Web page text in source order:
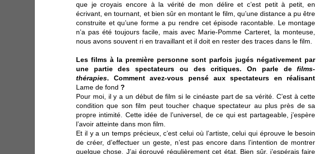
que je croyais encore à la vérité de mon délire et c’est petit à petit, en
écrivant, en tournant, et bien sûr en montant le film, qu’une distance a pu être
construite et qu’une forme a pu rendre cet épisode racontable. Le montage
n’a pas été toujours facile, mais avec Marie-Pomme Carteret, la monteuse,
nous avons souvent ri en travaillant et il doit en rester des traces dans le film.
Les films à la première personne sont parfois jugés négativement par
une partie des spectateurs ou des critiques. On parle defilms-
thérapies. Comment avez-vous pensé aux spectateurs en réalisant
Lame de fond ?
Pour moi, il y a un début de film si le cinéaste part de sa vérité. C’est à cette
condition que son film peut toucher chaque spectateur au plus près de sa
propre intimité. Cette idée de l’universel, de ce qui est partageable, j’espère
l’avoir atteinte dans mon film.
Et il y a un temps précieux, c’est celui où l’artiste, celui qui éprouve le besoin
de créer, d’effectuer un geste, n’est pas encore dans l’intention de montrer
quelque chose. J’ai éprouvé régulièrement cet état. Bien sûr, j’espérais faire